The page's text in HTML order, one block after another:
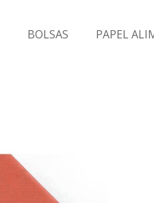
BOLSAS PAPEL